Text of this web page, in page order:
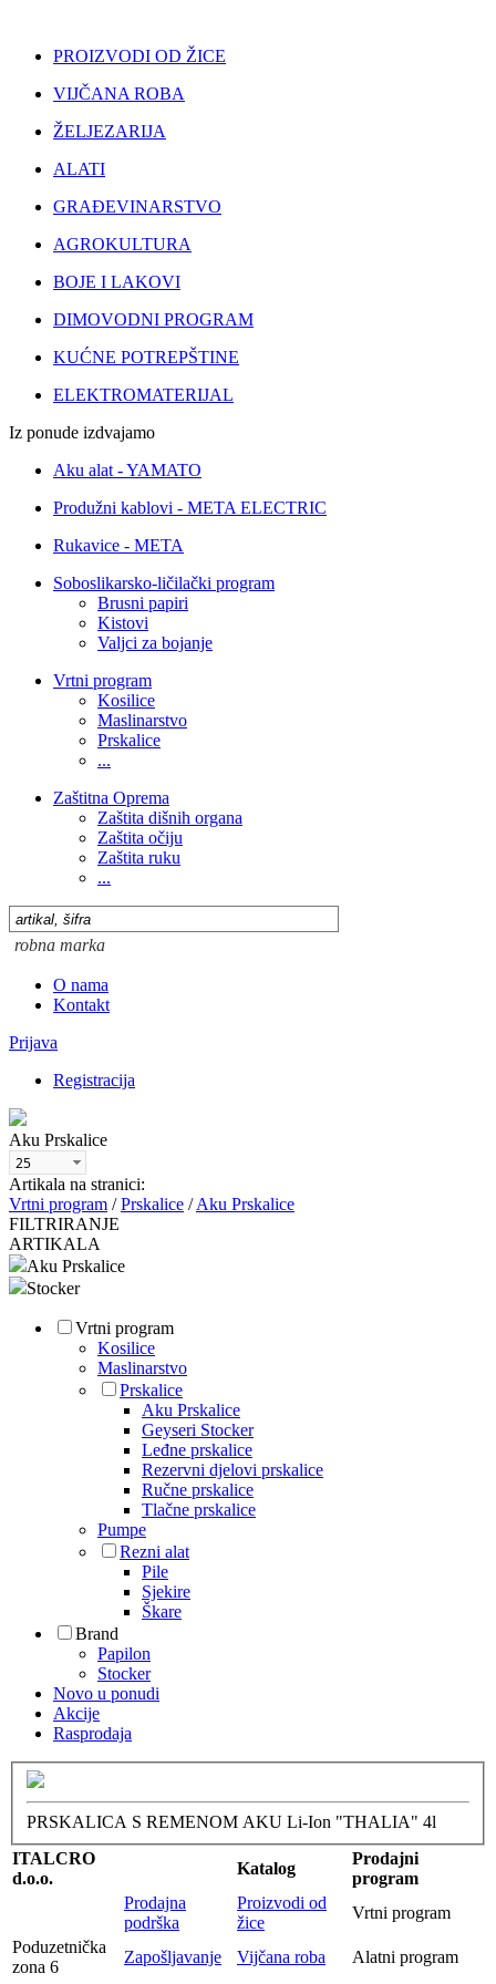
PROIZVODI OD ŽICE
VIJČANA ROBA
ŽELJEZARIJA
ALATI
GRAĐEVINARSTVO
AGROKULTURA
BOJE I LAKOVI
DIMOVODNI PROGRAM
KUĆNE POTREPŠTINE
ELEKTROMATERIJAL
Iz ponude izdvajamo
Aku alat - YAMATO
Produžni kablovi - META ELECTRIC
Rukavice - META
Soboslikarsko-ličilački program
Brusni papiri
Kistovi
Valjci za bojanje
Vrtni program
Kosilice
Maslinarstvo
Prskalice
...
Zaštitna Oprema
Zaštita dišnih organa
Zaštita očiju
Zaštita ruku
...
O nama
Kontakt
Prijava
Registracija
Aku Prskalice
Artikala na stranici:
Vrtni program /Prskalice /Aku Prskalice
FILTRIRANJE
ARTIKALA
Aku Prskalice
Stocker
Vrtni program
Kosilice
Maslinarstvo
Prskalice
Aku Prskalice
Geyseri Stocker
Leđne prskalice
Rezervni djelovi prskalice
Ručne prskalice
Tlačne prskalice
Pumpe
Rezni alat
Pile
Sjekire
Škare
Brand
Papilon
Stocker
Novo u ponudi
Akcije
Rasprodaja
PRSKALICA S REMENOM AKU Li-Ion "THALIA" 4l
ITALCRO
d.o.o.
Katalog
Prodajni
program
Prodajna
podrška
Proizvodi od
žice
Vrtni program
Poduzetnička
zona 6
Zapošljavanje Vijčana roba
Alatni program